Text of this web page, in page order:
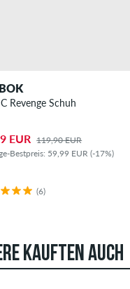
Revenge Schuh
EUR 119,90 EUR
Bestpreis: 59,99 EUR (-17%)
(6)
KAUFTEN AUCH